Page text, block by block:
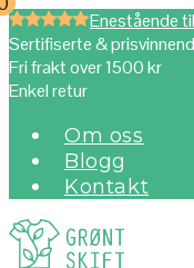
Enestående
Sertifiserte &
Fri frakt over 1500 kr
Enkel retur
Om oss
Blogg
Kontakt